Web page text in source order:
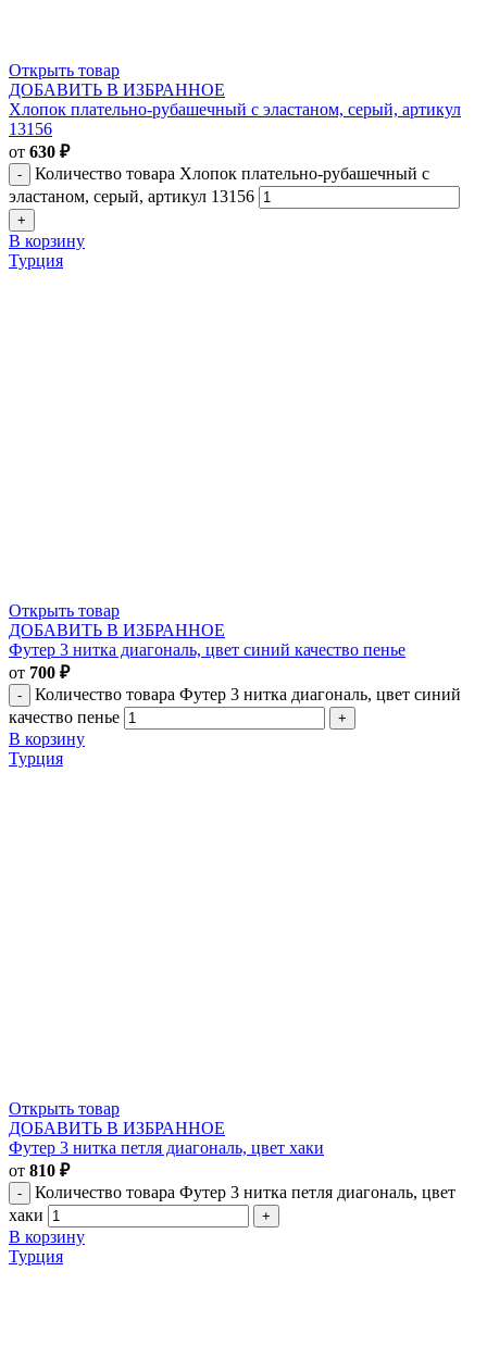
Открыть товар
ДОБАВИТЬ В ИЗБРАННОЕ
Хлопок плательно-рубашечный с эластаном, серый, артикул
13156
от 630 ₽
Количество товара Хлопок плательно-рубашечный с
эластаном, серый, артикул 13156
В корзину
Турция
Открыть товар
ДОБАВИТЬ В ИЗБРАННОЕ
Футер 3 нитка диагональ, цвет синий качество пенье
от 700 ₽
Количество товара Футер 3 нитка диагональ, цвет синий
качество пенье
В корзину
Турция
Открыть товар
ДОБАВИТЬ В ИЗБРАННОЕ
Футер 3 нитка петля диагональ, цвет хаки
от 810 ₽
Количество товара Футер 3 нитка петля диагональ, цвет
хаки
В корзину
Турция